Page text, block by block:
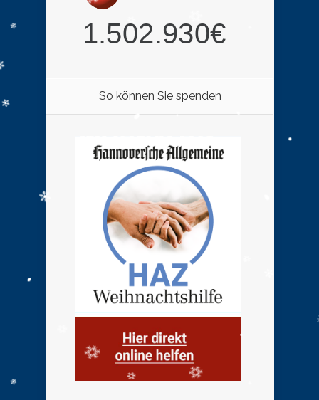
So können Sie spenden